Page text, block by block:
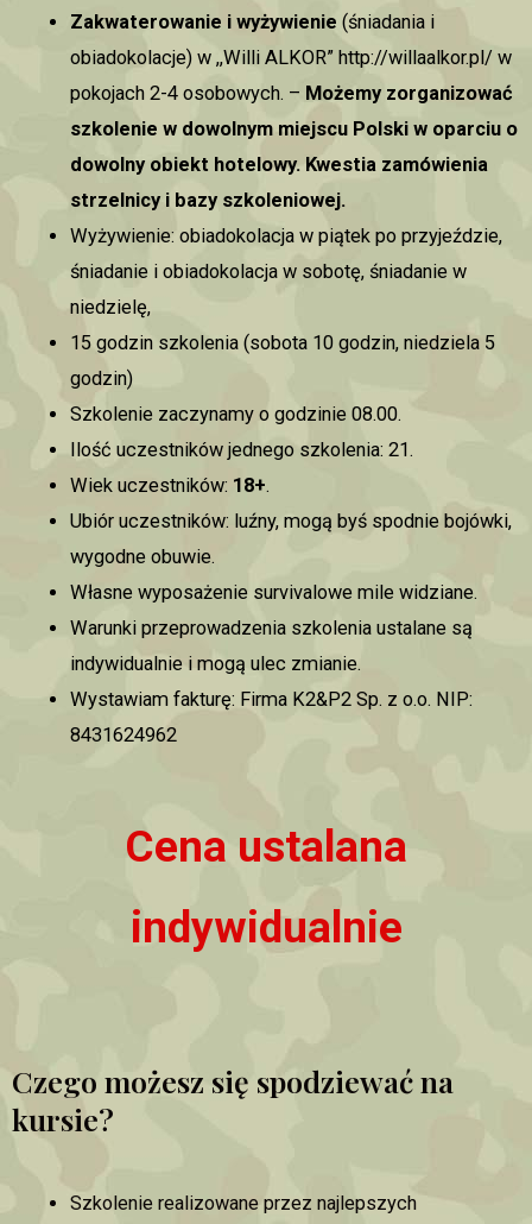
Zakwaterowanie i wyżywienie (śniadania i
obiadokolacje) w ,,Willi ALKOR”http://willaalkor.pl/ w
pokojach 2-4 osobowych. – Możemy zorganizować
szkolenie w dowolnym miejscu Polski w oparciu o
dowolny obiekt hotelowy. Kwestia zamówienia
strzelnicy i bazy szkoleniowej.
Wyżywienie: obiadokolacja w piątek po przyjeździe,
śniadanie i obiadokolacja w sobotę, śniadanie w
niedzielę,
15 godzin szkolenia (sobota 10 godzin, niedziela 5
godzin)
Szkolenie zaczynamy o godzinie 08.00.
Ilość uczestników jednego szkolenia: 21.
Wiek uczestników: 18+.
Ubiór uczestników: luźny, mogą byś spodnie bojówki,
wygodne obuwie.
Własne wyposażenie survivalowe mile widziane.
Warunki przeprowadzenia szkolenia ustalane są
indywidualnie i mogą ulec zmianie.
Wystawiam fakturę: Firma K2&P2 Sp. z o.o. NIP:
8431624962
Cena ustalana
indywidualnie
Czego możesz się spodziewać na
kursie?
Szkolenie realizowane przez najlepszych